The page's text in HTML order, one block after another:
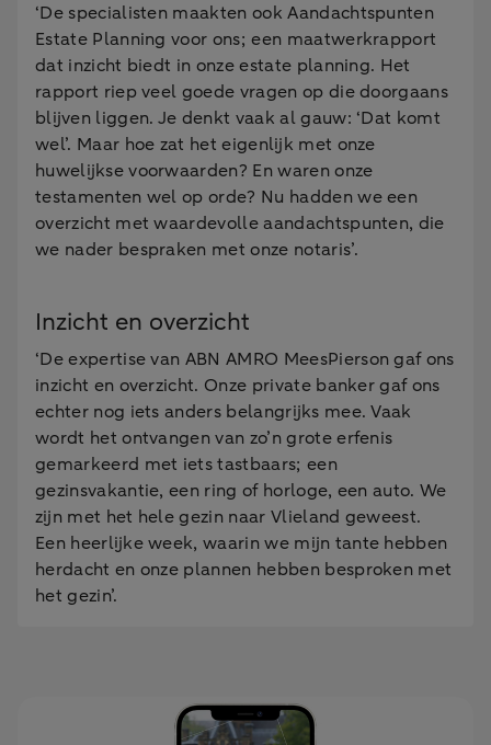
‘De specialisten maakten ook Aandachtspunten
Estate Planning voor ons; een maatwerkrapport
dat inzicht biedt in onze estate planning. Het
rapport riep veel goede vragen op die doorgaans
blijven liggen. Je denkt vaak al gauw: ‘Dat komt
wel’. Maar hoe zat het eigenlijk met onze
huwelijkse voorwaarden? En waren onze
testamenten wel op orde? Nu hadden we een
overzicht met waardevolle aandachtspunten, die
we nader bespraken met onze notaris’.
Inzicht en overzicht
‘De expertise van ABN AMRO MeesPierson gaf ons
inzicht en overzicht. Onze private banker gaf ons
echter nog iets anders belangrijks mee. Vaak
wordt het ontvangen van zo’n grote erfenis
gemarkeerd met iets tastbaars; een
gezinsvakantie, een ring of horloge, een auto. We
zijn met het hele gezin naar Vlieland geweest.
Een heerlijke week, waarin we mijn tante hebben
herdacht en onze plannen hebben besproken met
het gezin’.